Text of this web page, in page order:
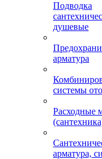
Подводка
душевые
арматура
системы
Расходные
арматура,